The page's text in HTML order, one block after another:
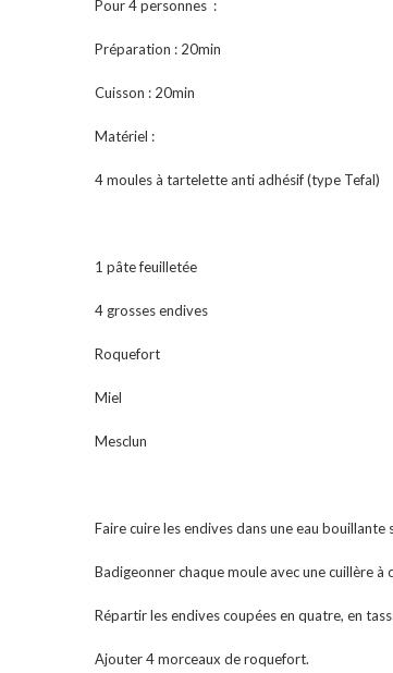
Pour 4 personnes :
Préparation : 20min
Cuisson : 20min
Matériel :
4 moules à tartelette anti adhésif (type Tefal)
1 pâte feuilletée
4 grosses endives
Roquefort
Miel
Mesclun
Faire cuire les endives dans une eau
Badigeonner chaque moule avec une cuillère à
Répartir les endives coupées en quatre, en
Ajouter 4 morceaux de roquefort.